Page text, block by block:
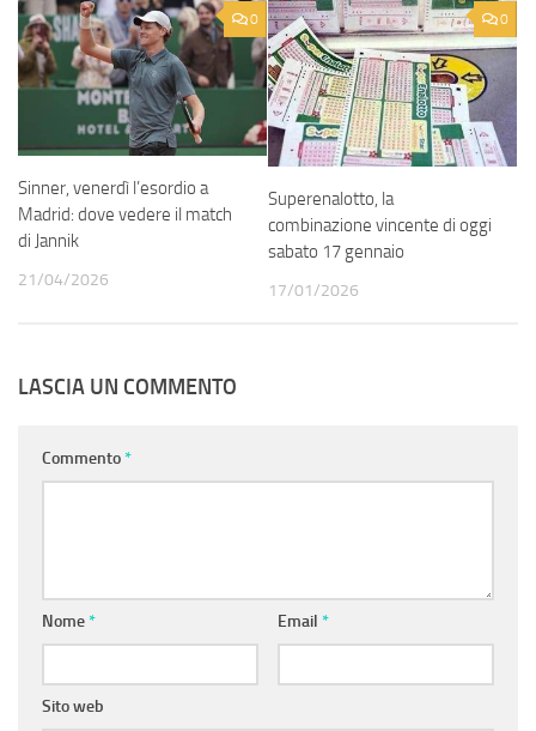
0
Sinner, venerdì l’esordio a
Madrid: dove vedere il match
di Jannik
21/04/2026
0
Superenalotto, la
combinazione vincente di oggi
sabato 17 gennaio
17/01/2026
LASCIA UN COMMENTO
Commento*
Nome* Email *
Sito web